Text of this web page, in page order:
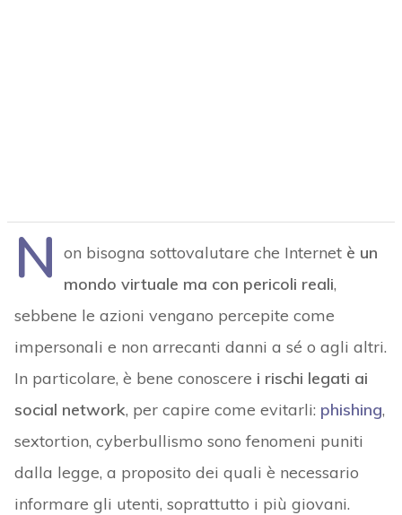
N on bisogna sottovalutare che Internet è un
mondo virtuale ma con pericoli reali,
sebbene le azioni vengano percepite come
impersonali e non arrecanti danni a sé o agli altri.
In particolare, è bene conoscere i rischi legati ai
social network, per capire come evitarli: phishing,
sextortion, cyberbullismo sono fenomeni puniti
dalla legge, a proposito dei quali è necessario
informare gli utenti, soprattutto i più giovani.